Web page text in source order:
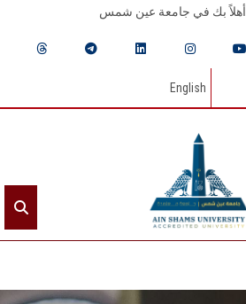
أهلاً بك في جامعة عين شمس
English